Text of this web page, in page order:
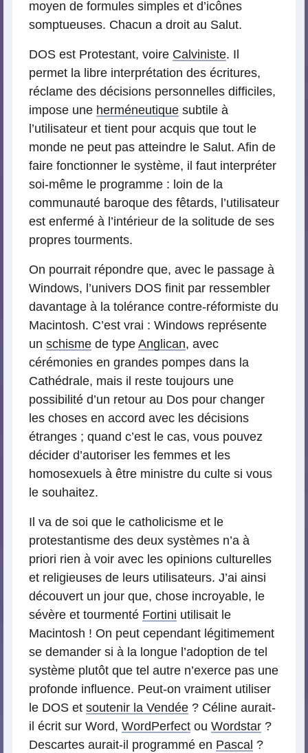
moyen de formules simples et d’icônes
somptueuses. Chacun a droit au Salut.
DOS est Protestant, voire Calviniste. Il
permet la libre interprétation des écritures,
réclame des décisions personnelles difficiles,
impose une herméneutique subtile à
l’utilisateur et tient pour acquis que tout le
monde ne peut pas atteindre le Salut. Afin de
faire fonctionner le système, il faut interpréter
soi-même le programme : loin de la
communauté baroque des fêtards, l’utilisateur
est enfermé à l’intérieur de la solitude de ses
propres tourments.
On pourrait répondre que, avec le passage à
Windows, l’univers DOS finit par ressembler
davantage à la tolérance contre-réformiste du
Macintosh. C’est vrai : Windows représente
un schisme de type Anglican, avec
cérémonies en grandes pompes dans la
Cathédrale, mais il reste toujours une
possibilité d’un retour au Dos pour changer
les choses en accord avec les décisions
étranges ; quand c’est le cas, vous pouvez
décider d’autoriser les femmes et les
homosexuels à être ministre du culte si vous
le souhaitez.
Il va de soi que le catholicisme et le
protestantisme des deux systèmes n’a à
priori rien à voir avec les opinions culturelles
et religieuses de leurs utilisateurs. J’ai ainsi
découvert un jour que, chose incroyable, le
sévère et tourmenté Fortini utilisait le
Macintosh ! On peut cependant légitimement
se demander si à la longue l’adoption de tel
système plutôt que tel autre n’exerce pas une
profonde influence. Peut-on vraiment utiliser
le DOS et soutenir la Vendée ? Céline aurait-
il écrit sur Word, WordPerfect ou Wordstar ?
Descartes aurait-il programmé en Pascal ?